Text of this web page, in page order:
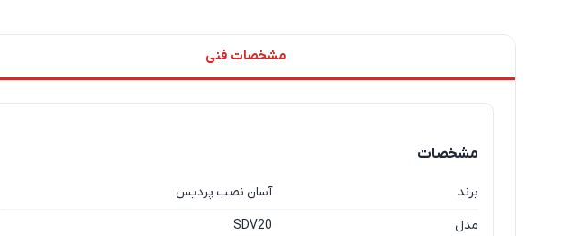
مشخصات فنی
مشخصات
برند آسان نصب پردیس
مدل SDV20